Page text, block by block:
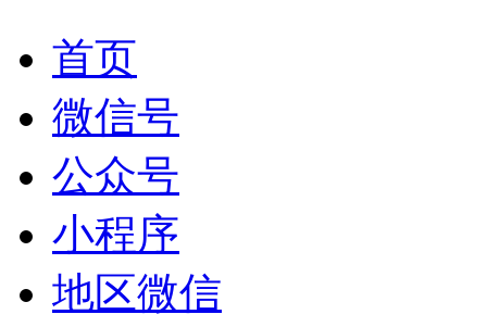
首页
微信号
公众号
小程序
地区微信